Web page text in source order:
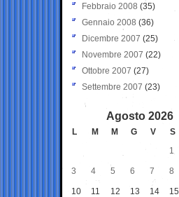
Febbraio 2008 (35)
Gennaio 2008 (36)
Dicembre 2007 (25)
Novembre 2007 (22)
Ottobre 2007 (27)
Settembre 2007 (23)
Agosto 2026
L M M G V S
1
3 4 5 6 7 8
10 11 12 13 14 15